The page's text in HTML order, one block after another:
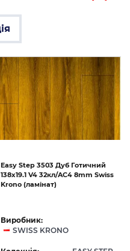
Easy Step 3503 Дуб Готичний
138х19.1 V4 32кл/AC4 8mm Swiss
Krono (ламінат)
Виробник:
SWISS KRONO